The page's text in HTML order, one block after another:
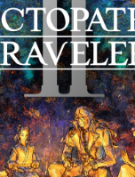
らしい妖精があ
エーションが豊
とつの楽しみな
ンも出てきて新
一緒に旅をして